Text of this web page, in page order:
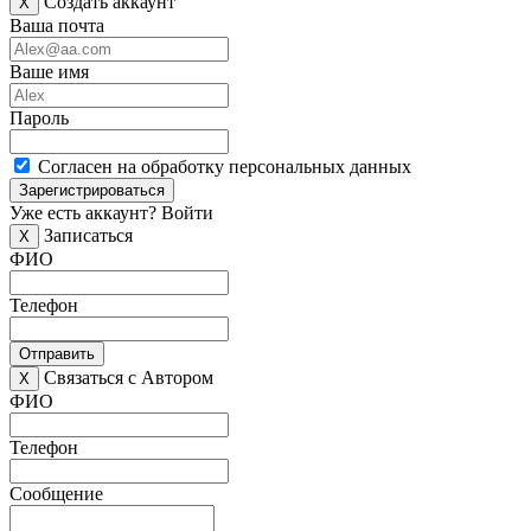
Ваша почта
Ваше имя
Пароль
Согласен на обработку персональных данных
Зарегистрироваться
Уже есть аккаунт? Войти
X
Записаться
ФИО
Телефон
Отправить
X
Связаться с Автором
ФИО
Телефон
Сообщение